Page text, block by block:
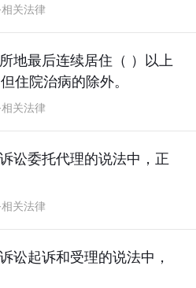
关法律
地最后连续居住（ ）以上
住院治病的除外。
关法律
讼委托代理的说法中，正
关法律
讼起诉和受理的说法中，